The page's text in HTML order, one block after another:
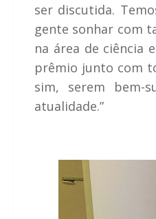
ser discutida.
gente sonhar com
na área de ciência
prêmio junto com
sim, serem bem-
atualidade.”